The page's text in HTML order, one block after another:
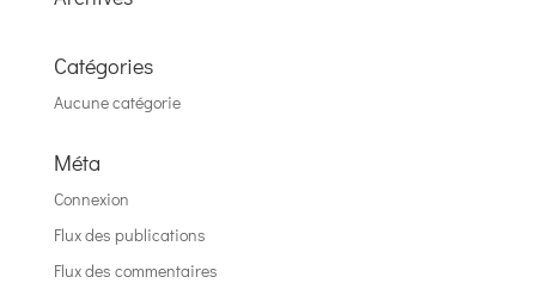
Catégories
Aucune catégorie
Méta
Connexion
Flux des publications
Flux des commentaires